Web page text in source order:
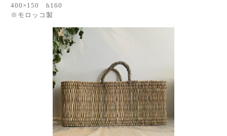
400×150 h160
※モロッコ製